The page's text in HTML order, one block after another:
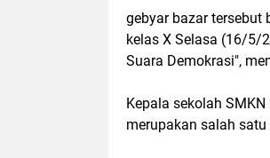
gebyar bazar tersebut
kelas X Selasa (16/5/
Suara Demokrasi",
Kepala sekolah
merupakan salah